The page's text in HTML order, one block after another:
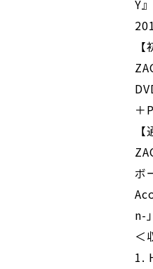
Y』
＋
ボ
n-
＜
1.